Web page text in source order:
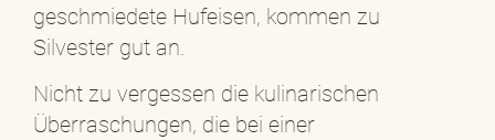
geschmiedete Hufeisen, kommen zu
Silvester gut an.
Nicht zu vergessen die kulinarischen
Überraschungen, die bei einer